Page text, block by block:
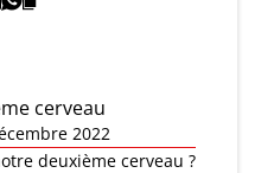
cerveau
2022
deuxième cerveau ?